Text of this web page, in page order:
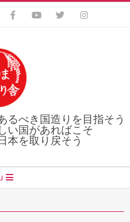
るべき国造りを目指そう
い国があればこそ
本を取り戻そう